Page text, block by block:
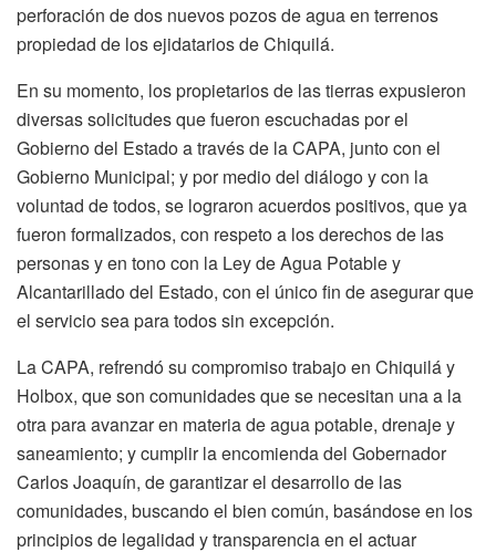
perforación de dos nuevos pozos de agua en terrenos
propiedad de los ejidatarios de Chiquilá.
En su momento, los propietarios de las tierras expusieron
diversas solicitudes que fueron escuchadas por el
Gobierno del Estado a través de la CAPA, junto con el
Gobierno Municipal; y por medio del diálogo y con la
voluntad de todos, se lograron acuerdos positivos, que ya
fueron formalizados, con respeto a los derechos de las
personas y en tono con la Ley de Agua Potable y
Alcantarillado del Estado, con el único fin de asegurar que
el servicio sea para todos sin excepción.
La CAPA, refrendó su compromiso trabajo en Chiquilá y
Holbox, que son comunidades que se necesitan una a la
otra para avanzar en materia de agua potable, drenaje y
saneamiento; y cumplir la encomienda del Gobernador
Carlos Joaquín, de garantizar el desarrollo de las
comunidades, buscando el bien común, basándose en los
principios de legalidad y transparencia en el actuar